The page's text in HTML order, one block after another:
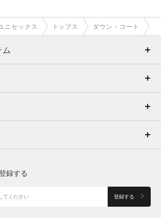
ニセックス トップス ダウン・コート
録する
登録する